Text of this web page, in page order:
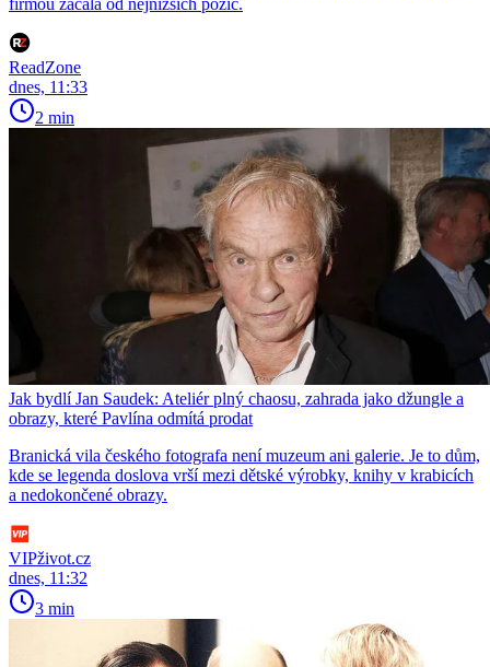
firmou začala od nejnižších pozic.
ReadZone
dnes, 11:33
2 min
Jak bydlí Jan Saudek: Ateliér plný chaosu, zahrada jako džungle a
obrazy, které Pavlína odmítá prodat
Branická vila českého fotografa není muzeum ani galerie. Je to dům,
kde se legenda doslova vrší mezi dětské výrobky, knihy v krabicích
a nedokončené obrazy.
VIPživot.cz
dnes, 11:32
3 min